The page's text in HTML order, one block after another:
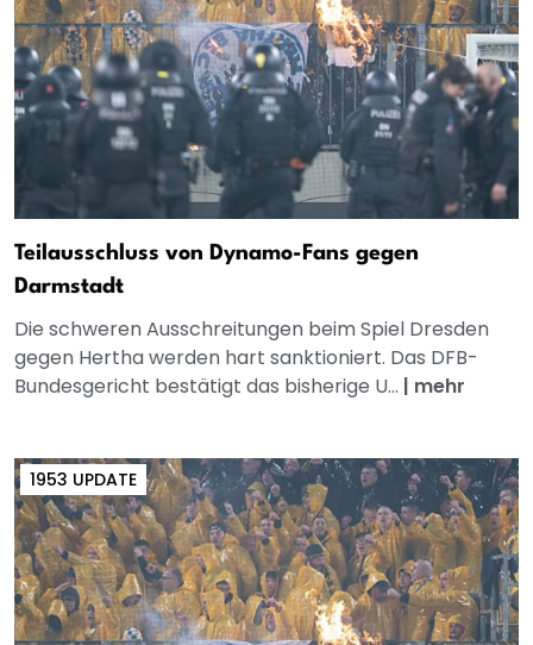
Teilausschluss von Dynamo-Fans gegen
Darmstadt
Die schweren Ausschreitungen beim Spiel Dresden
gegen Hertha werden hart sanktioniert. Das DFB-
Bundesgericht bestätigt das bisherige U... | mehr
1953 UPDATE